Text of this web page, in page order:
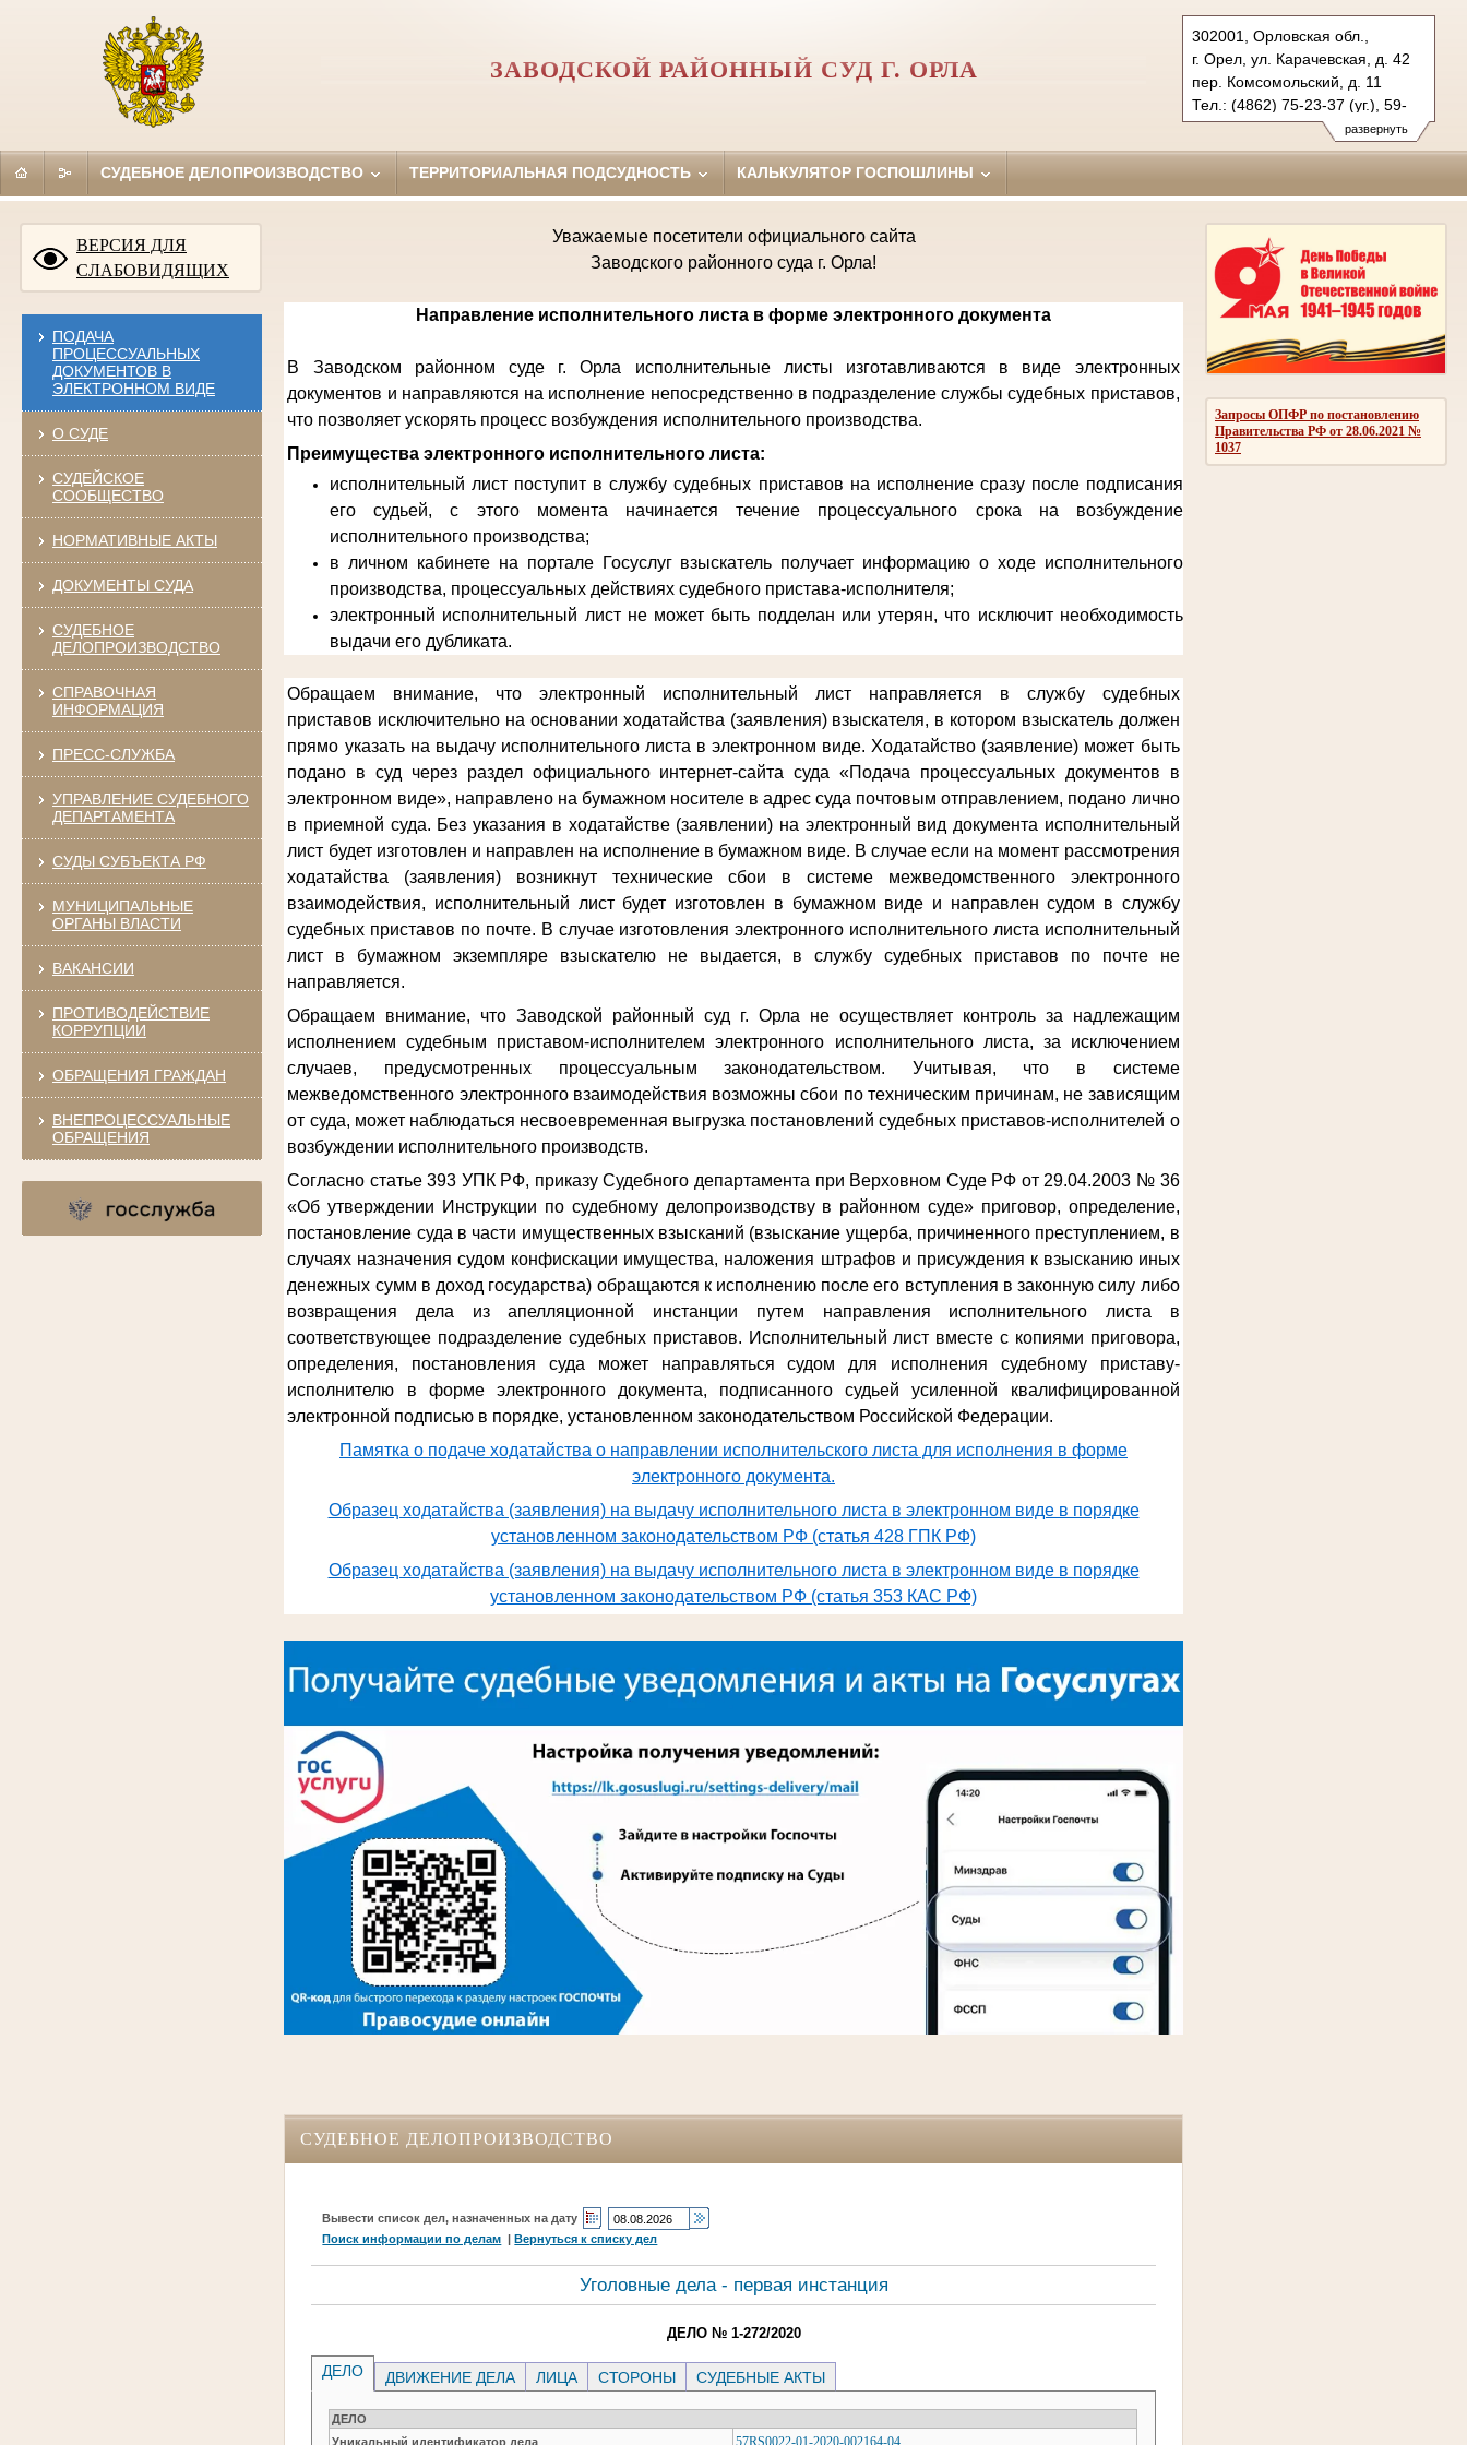
развернуть
302001, Орловская обл.,
г. Орел, ул. Карачевская, д. 42
пер. Комсомольский, д. 11
Тел.: (4862) 75-23-37 (уг.), 59-
63-47 (гражд.)
zavodskoy.orl@sudrf.ru
ЗАВОДСКОЙ РАЙОННЫЙ СУД Г. ОРЛА
СУДЕБНОЕ ДЕЛОПРОИЗВОДСТВО ТЕРРИТОРИАЛЬНАЯ ПОДСУДНОСТЬ КАЛЬКУЛЯТОР ГОСПОШЛИНЫ
ВЕРСИЯ ДЛЯ
СЛАБОВИДЯЩИХ
ПОДАЧА
ПРОЦЕССУАЛЬНЫХ
ДОКУМЕНТОВ В
ЭЛЕКТРОННОМ ВИДЕ
О СУДЕ
СУДЕЙСКОЕ
СООБЩЕСТВО
НОРМАТИВНЫЕ АКТЫ
ДОКУМЕНТЫ СУДА
СУДЕБНОЕ
ДЕЛОПРОИЗВОДСТВО
СПРАВОЧНАЯ
ИНФОРМАЦИЯ
ПРЕСС-СЛУЖБА
УПРАВЛЕНИЕ СУДЕБНОГО
ДЕПАРТАМЕНТА
СУДЫ СУБЪЕКТА РФ
МУНИЦИПАЛЬНЫЕ
ОРГАНЫ ВЛАСТИ
ВАКАНСИИ
ПРОТИВОДЕЙСТВИЕ
КОРРУПЦИИ
ОБРАЩЕНИЯ ГРАЖДАН
ВНЕПРОЦЕССУАЛЬНЫЕ
ОБРАЩЕНИЯ
Запросы ОПФР по постановлению
Правительства РФ от 28.06.2021 №
1037
Уважаемые посетители официального сайта
Заводского районного суда г. Орла!
Направление исполнительного листа в форме электронного документа
В Заводском районном суде г. Орла исполнительные листы изготавливаются в виде электронных
документов и направляются на исполнение непосредственно в подразделение службы судебных приставов,
что позволяет ускорять процесс возбуждения исполнительного производства.
Преимущества электронного исполнительного листа:
исполнительный лист поступит в службу судебных приставов на исполнение сразу после подписания
его судьей, с этого момента начинается течение процессуального срока на возбуждение
исполнительного производства;
в личном кабинете на портале Госуслуг взыскатель получает информацию о ходе исполнительного
производства, процессуальных действиях судебного пристава-исполнителя;
электронный исполнительный лист не может быть подделан или утерян, что исключит необходимость
выдачи его дубликата.
Обращаем внимание, что электронный исполнительный лист направляется в службу судебных
приставов исключительно на основании ходатайства (заявления) взыскателя, в котором взыскатель должен
прямо указать на выдачу исполнительного листа в электронном виде. Ходатайство (заявление) может быть
подано в суд через раздел официального интернет-сайта суда «Подача процессуальных документов в
электронном виде», направлено на бумажном носителе в адрес суда почтовым отправлением, подано лично
в приемной суда. Без указания в ходатайстве (заявлении) на электронный вид документа исполнительный
лист будет изготовлен и направлен на исполнение в бумажном виде. В случае если на момент рассмотрения
ходатайства (заявления) возникнут технические сбои в системе межведомственного электронного
взаимодействия, исполнительный лист будет изготовлен в бумажном виде и направлен судом в службу
судебных приставов по почте. В случае изготовления электронного исполнительного листа исполнительный
лист в бумажном экземпляре взыскателю не выдается, в службу судебных приставов по почте не
направляется.
Обращаем внимание, что Заводской районный суд г. Орла не осуществляет контроль за надлежащим
исполнением судебным приставом-исполнителем электронного исполнительного листа, за исключением
случаев, предусмотренных процессуальным законодательством. Учитывая, что в системе
межведомственного электронного взаимодействия возможны сбои по техническим причинам, не зависящим
от суда, может наблюдаться несвоевременная выгрузка постановлений судебных приставов-исполнителей о
возбуждении исполнительного производств.
Согласно статье 393 УПК РФ, приказу Судебного департамента при Верховном Суде РФ от 29.04.2003 № 36
«Об утверждении Инструкции по судебному делопроизводству в районном суде» приговор, определение,
постановление суда в части имущественных взысканий (взыскание ущерба, причиненного преступлением, в
случаях назначения судом конфискации имущества, наложения штрафов и присуждения к взысканию иных
денежных сумм в доход государства) обращаются к исполнению после его вступления в законную силу либо
возвращения дела из апелляционной инстанции путем направления исполнительного листа в
соответствующее подразделение судебных приставов. Исполнительный лист вместе с копиями приговора,
определения, постановления суда может направляться судом для исполнения судебному приставу-
исполнителю в форме электронного документа, подписанного судьей усиленной квалифицированной
электронной подписью в порядке, установленном законодательством Российской Федерации.
Памятка о подаче ходатайства о направлении исполнительского листа для исполнения в форме
электронного документа.
Образец ходатайства (заявления) на выдачу исполнительного листа в электронном виде в порядке
установленном законодательством РФ (статья 428 ГПК РФ)
Образец ходатайства (заявления) на выдачу исполнительного листа в электронном виде в порядке
установленном законодательством РФ (статья 353 КАС РФ)
СУДЕБНОЕ ДЕЛОПРОИЗВОДСТВО
Вывести список дел, назначенных на дату
Поиск информации по делам
Вернуться к списку дел
Уголовные дела - первая инстанция
ДЕЛО № 1-272/2020
ДЕЛО ДВИЖЕНИЕ ДЕЛА ЛИЦА СТОРОНЫ СУДЕБНЫЕ АКТЫ
ДЕЛО
Уникальный идентификатор дела